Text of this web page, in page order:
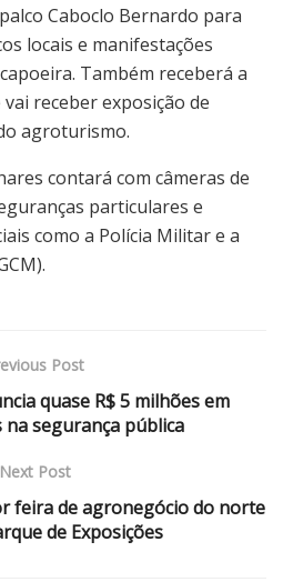
Caboclo Bernardo para
locais e manifestações
Também receberá a
receber exposição de
agroturismo.
contará com câmeras de
particulares e
como a Polícia Militar e a
Post
quase R$ 5 milhões em
segurança pública
Next Post
feira de agronegócio do norte
de Exposições